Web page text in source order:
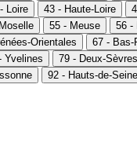
Loire 43 - Haute-Loire
55 - Meuse 56 -
Orientales 67 - Bas-
Yvelines 79 - Deux-Sèvres
92 - Hauts-de-Seine